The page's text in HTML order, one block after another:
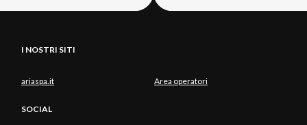
I NOSTRI SITI
ariaspa.it Area operatori
SOCIAL